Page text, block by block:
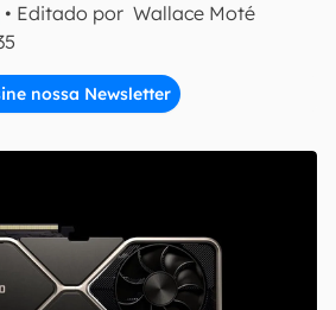
• Editado por Wallace Moté
nossa Newsletter
inscreva-se
e concordo com os Termos de
do Canaltech.